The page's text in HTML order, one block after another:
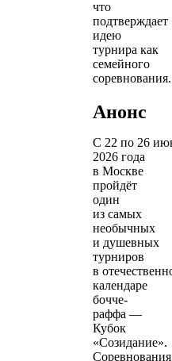
что
подтверждает
идею
турнира как
семейного
соревнования.
Анонс
С 22 по 26
2026 года
в Москве
пройдёт
один
из самых
необычных
и душевных
турниров
в
календаре
бочче-
раффа —
Кубок
«Созидание».
Соревнования